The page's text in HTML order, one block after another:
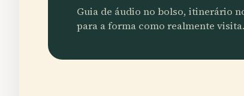
Guia de áudio no bolso, itinerário
para a forma como realmente visita.